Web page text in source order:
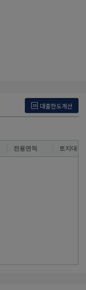
대출한도계산
전용면적 토지대장